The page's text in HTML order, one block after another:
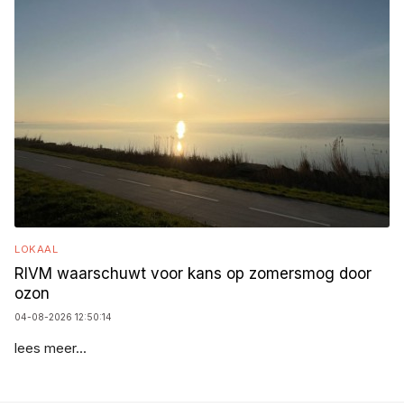
LOKAAL
RIVM waarschuwt voor kans op zomersmog door
ozon
04-08-2026 12:50:14
lees meer...